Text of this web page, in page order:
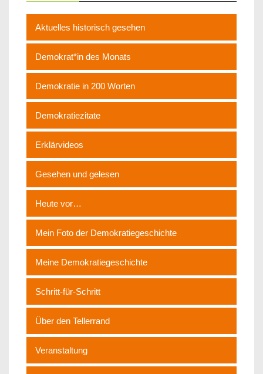
Aktuelles historisch gesehen
Demokrat*in des Monats
Demokratie in 200 Worten
Demokratiezitate
Erklärvideos
Gesehen und gelesen
Heute vor…
Mein Foto der Demokratiegeschichte
Meine Demokratiegeschichte
Schritt-für-Schritt
Über den Tellerrand
Veranstaltung